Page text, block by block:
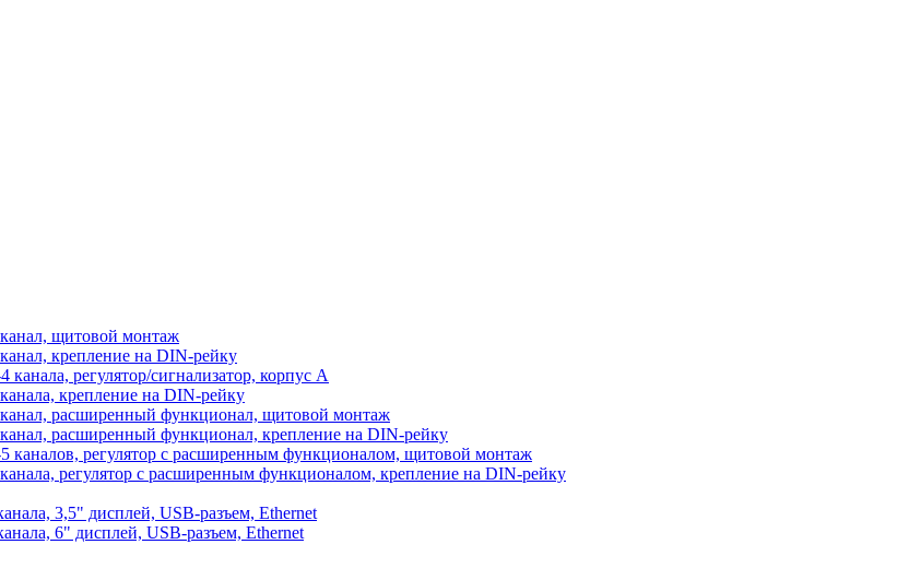
щитовой монтаж
крепление на DIN-рейку
регулятор/сигнализатор, корпус А
крепление на DIN-рейку
расширенный функционал, щитовой монтаж
расширенный функционал, крепление на DIN-рейку
каналов, регулятор с расширенным функционалом, щитовой монтаж
регулятор с расширенным функционалом, крепление на DIN-рейку
3,5" дисплей, USB-разъем, Ethernet
6" дисплей, USB-разъем, Ethernet